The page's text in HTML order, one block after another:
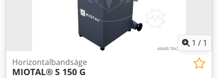
1 / 1
Horizontalbandsäge
MIOTAL® S 150 G